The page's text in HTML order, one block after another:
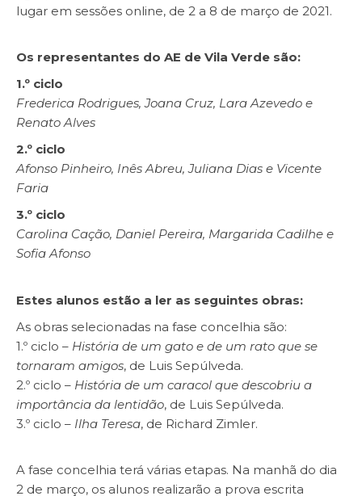
lugar em sessões online, de 2 a 8 de março de 2021.
Os representantes do AE de Vila Verde são:
1.º ciclo
Frederica Rodrigues, Joana Cruz, Lara Azevedo e
Renato Alves
2.º ciclo
Afonso Pinheiro, Inês Abreu, Juliana Dias e Vicente
Faria
3.º ciclo
Carolina Cação, Daniel Pereira, Margarida Cadilhe e
Sofia Afonso
Estes alunos estão a ler as seguintes obras:
As obras selecionadas na fase concelhia são:
1.º ciclo – História de um gato e de um rato que se
tornaram amigos, de Luis Sepúlveda.
2.º ciclo – História de um caracol que descobriu a
importância da lentidão, de Luis Sepúlveda.
3.º ciclo – Ilha Teresa, de Richard Zimler.
A fase concelhia terá várias etapas. Na manhã do dia
2 de março, os alunos realizarão a prova escrita